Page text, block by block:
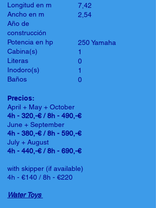
Longitud en m
Ancho en m
Año de
construcción
Potencia en hp
Cabina(s)
Literas
Inodoro(s)
Baños
7,42
2,54
250 Yamaha
1
0
1
0
Precios:
April + May + October
4h - 320,-€ / 8h - 490,-€
June + September
4h - 380,-€ / 8h - 590,-€
July + August
4h - 440,-€ / 8h - 690,-€
with skipper (if available)
4h - €140 / 8h - €220
Water Toys